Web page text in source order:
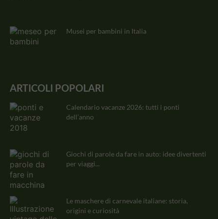
Musei per bambini in Italia
ARTICOLI POPOLARI
Calendario vacanze 2026: tutti i ponti
dell’anno
Giochi di parole da fare in auto: idee divertenti
per viaggi...
Le maschere di carnevale italiane: storia,
origini e curiosità